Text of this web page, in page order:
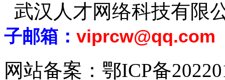
武汉人才网络科技有限
子邮箱： viprcw@qq.com
网站备案： 鄂ICP备